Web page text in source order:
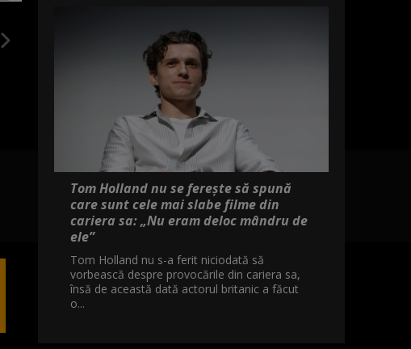
Tom Holland nu se ferește să spună
care sunt cele mai slabe filme din
cariera sa: „Nu eram deloc mândru de
ele”
Tom Holland nu s-a ferit niciodată să
vorbească despre provocările din cariera sa,
însă de această dată actorul britanic a făcut
o...